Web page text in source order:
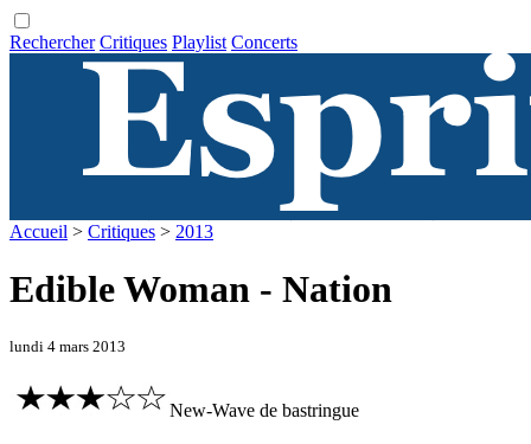
Rechercher Critiques Playlist Concerts
Accueil > Critiques > 2013
Edible Woman - Nation
lundi 4 mars 2013
New-Wave de bastringue